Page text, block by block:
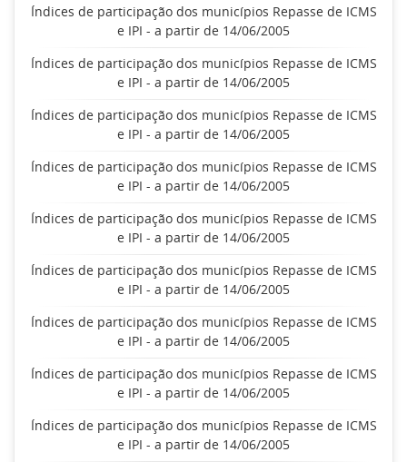
Índices de participação dos municípios Repasse de ICMS
e IPI - a partir de 14/06/2005
Índices de participação dos municípios Repasse de ICMS
e IPI - a partir de 14/06/2005
Índices de participação dos municípios Repasse de ICMS
e IPI - a partir de 14/06/2005
Índices de participação dos municípios Repasse de ICMS
e IPI - a partir de 14/06/2005
Índices de participação dos municípios Repasse de ICMS
e IPI - a partir de 14/06/2005
Índices de participação dos municípios Repasse de ICMS
e IPI - a partir de 14/06/2005
Índices de participação dos municípios Repasse de ICMS
e IPI - a partir de 14/06/2005
Índices de participação dos municípios Repasse de ICMS
e IPI - a partir de 14/06/2005
Índices de participação dos municípios Repasse de ICMS
e IPI - a partir de 14/06/2005